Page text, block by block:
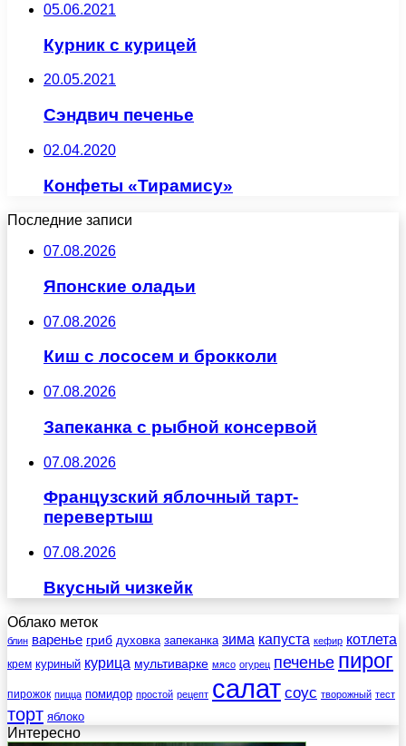
05.06.2021
Курник с курицей
20.05.2021
Сэндвич печенье
02.04.2020
Конфеты «Тирамису»
Последние записи
07.08.2026
Японские оладьи
07.08.2026
Киш с лососем и брокколи
07.08.2026
Запеканка с рыбной консервой
07.08.2026
Французский яблочный тарт-
перевертыш
07.08.2026
Вкусный чизкейк
Облако меток
блин варенье гриб духовка запеканка зима капуста кефир котлета
крем куриный курица мультиварке мясо огурец печенье пирог
пирожок пицца помидор простой рецепт салат соус творожный тест
торт яблоко
Интересно